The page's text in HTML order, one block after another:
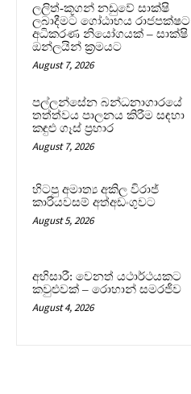
ලලිත්-කූගන් නඩුවේ සාක්ෂි
ලබාදීමට ගෝඨාභය රාජපක්ෂට
අධිකරණ නියෝගයක් – සාක්ෂි
ඔන්ලයින් ක්‍රමයට
August 7, 2026
පල්ලන්සේන බන්ධනාගාරයේ
තත්ත්වය පාලනය කිරීම සඳහා
කඳුළු ගෑස් ප්‍රහාර
August 7, 2026
හිටපු අමාත්‍ය අකිල විරාජ්
කාරියවසම් අත්අඩංගුවට
August 5, 2026
අභිසාරී: වෙනත් යථාර්ථයකට
කවුළුවක් – රොහාන් සමරජීව
August 4, 2026